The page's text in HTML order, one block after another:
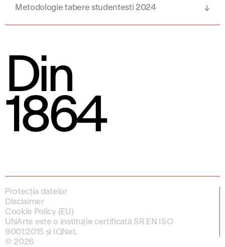
Metodologie tabere studentesti 2024
Din
1864
Protecția datelor
Disclaimer
Cookie Policy (EU)
UNArte este o instituție certificată SR EN ISO
9001:2015 și IQNet.
© 2026